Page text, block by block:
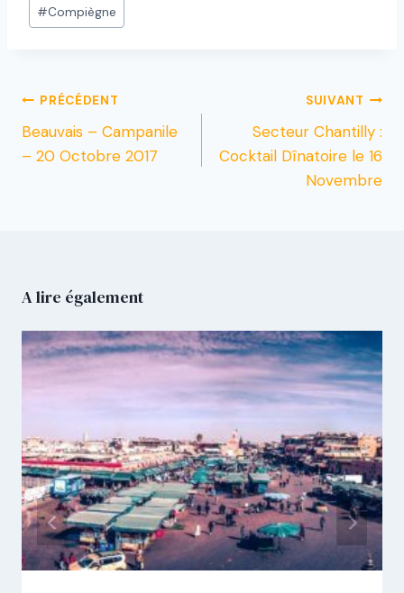
#Compiègne
PRÉCÉDENT
Beauvais – Campanile
– 20 Octobre 2017
SUIVANT
Secteur Chantilly :
Cocktail Dînatoire le 16
Novembre
A lire également